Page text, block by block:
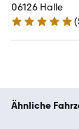
06126 Halle
5 Sterne
(
Ähnliche